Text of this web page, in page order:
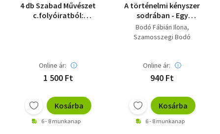
4 db Szabad Művészet
c.folyóiratból:
Online ár:
1 500 Ft
Kosárba
6 - 8 munkanap
A történelmi kényszer
sodrában - Egy
művész házaspár élete
- újszerű
Bodó Fábián Ilona
Szamosszegi Bodó
Online ár:
940 Ft
Kosárba
6 - 8 munkanap